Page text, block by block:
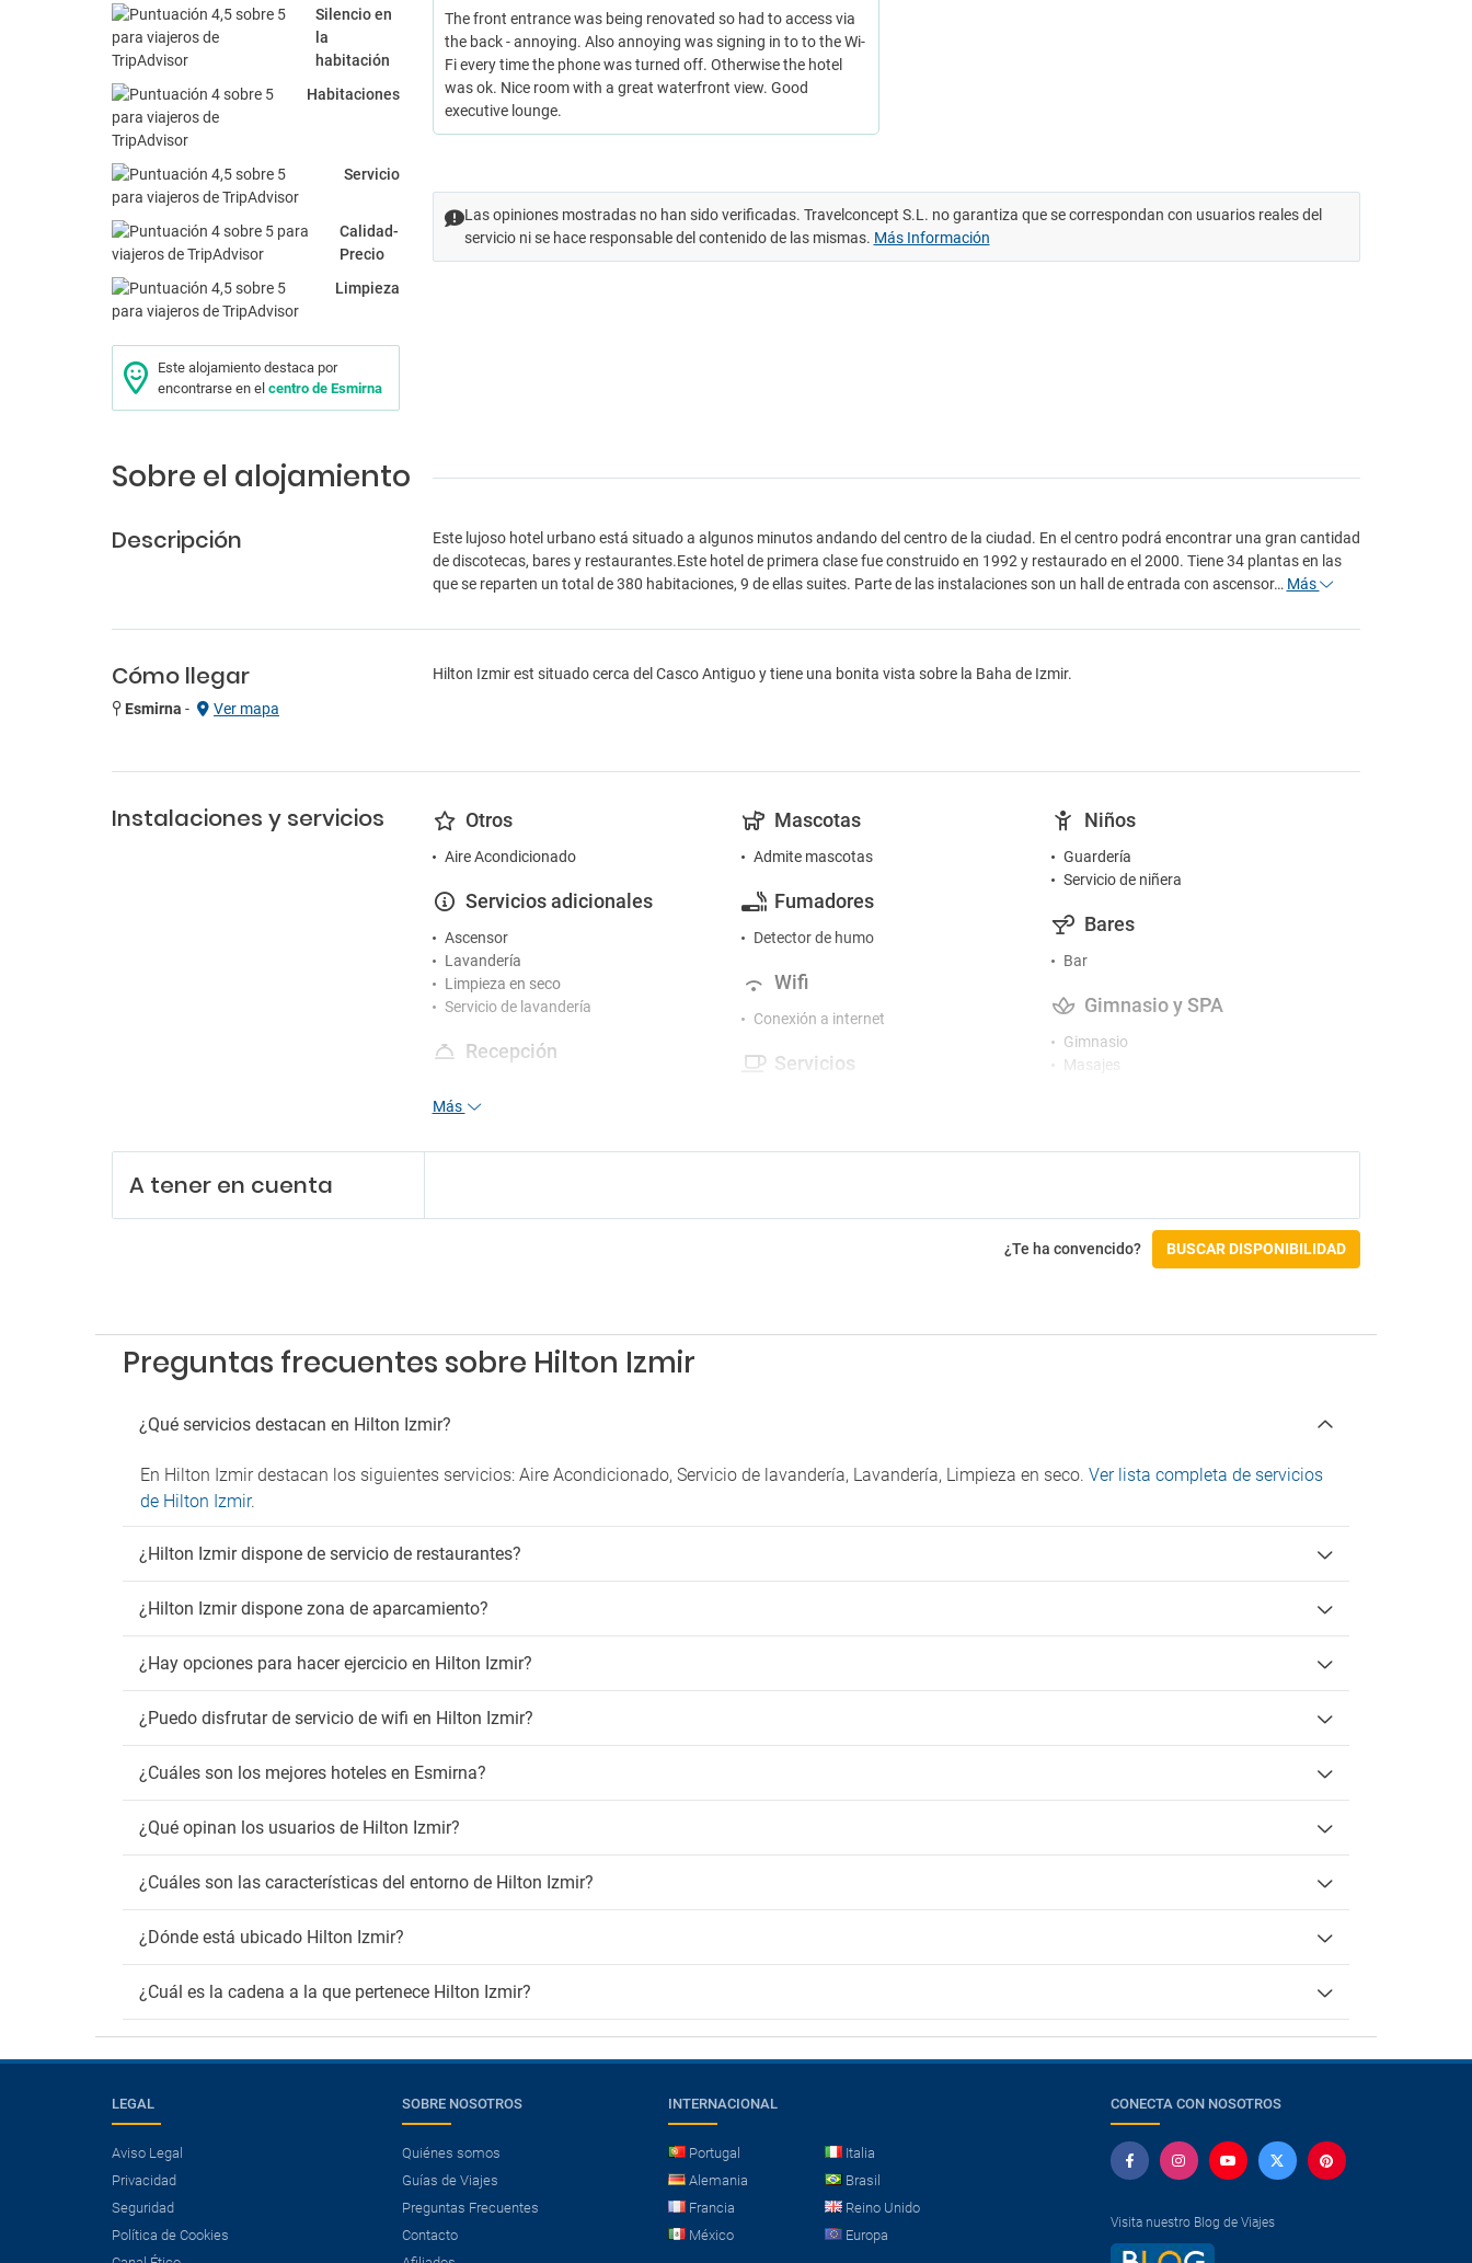
Silencio en
la
habitación
Habitaciones
Servicio
Calidad-
Precio
Limpieza
Este alojamiento destaca por
encontrarse en el centro de Esmirna
The front entrance was being renovated so had to access via
the back - annoying. Also annoying was signing in to to the Wi-
Fi every time the phone was turned off. Otherwise the hotel
was ok. Nice room with a great waterfront view. Good
executive lounge.
Las opiniones mostradas no han sido verificadas. Travelconcept S.L. no garantiza que se correspondan con usuarios reales del
servicio ni se hace responsable del contenido de las mismas. Más Información
Sobre el alojamiento
Descripción
Este lujoso hotel urbano está situado a algunos minutos andando del centro de la ciudad. En el centro podrá encontrar una gran cantidad
de discotecas, bares y restaurantes.Este hotel de primera clase fue construido en 1992 y restaurado en el 2000. Tiene 34 plantas en las
que se reparten un total de 380 habitaciones, 9 de ellas suites. Parte de las instalaciones son un hall de entrada con ascensor… Más
Cómo llegar
Esmirna - Ver mapa
Hilton Izmir est situado cerca del Casco Antiguo y tiene una bonita vista sobre la Baha de Izmir.
Instalaciones y servicios Otros
Aire Acondicionado
Servicios adicionales
Ascensor
Lavandería
Limpieza en seco
Servicio de lavandería
Recepción
Recepción 24 horas
Entretenimiento
Mascotas
Admite mascotas
Fumadores
Detector de humo
Wifi
Conexión a internet
Servicios
Desayuno en la habitación
Niños
Guardería
Servicio de niñera
Bares
Bar
Gimnasio y SPA
Gimnasio
Masajes
discapacidad
Más
A tener en cuenta
¿Te ha convencido? BUSCAR DISPONIBILIDAD
Preguntas frecuentes sobre Hilton Izmir
¿Qué servicios destacan en Hilton Izmir?
En Hilton Izmir destacan los siguientes servicios: Aire Acondicionado, Servicio de lavandería, Lavandería, Limpieza en seco. Ver lista completa de servicios
de Hilton Izmir.
¿Hilton Izmir dispone de servicio de restaurantes?
¿Hilton Izmir dispone zona de aparcamiento?
¿Hay opciones para hacer ejercicio en Hilton Izmir?
¿Puedo disfrutar de servicio de wifi en Hilton Izmir?
¿Cuáles son los mejores hoteles en Esmirna?
¿Qué opinan los usuarios de Hilton Izmir?
¿Cuáles son las características del entorno de Hilton Izmir?
¿Dónde está ubicado Hilton Izmir?
¿Cuál es la cadena a la que pertenece Hilton Izmir?
LEGAL
Aviso Legal
Privacidad
Seguridad
Política de Cookies
SOBRE NOSOTROS
Quiénes somos
Guías de Viajes
Preguntas Frecuentes
Contacto
INTERNACIONAL
Portugal
Italia
Alemania
Brasil
Francia
Reino Unido
México
Europa
CONECTA CON NOSOTROS
Visita nuestro Blog de Viajes